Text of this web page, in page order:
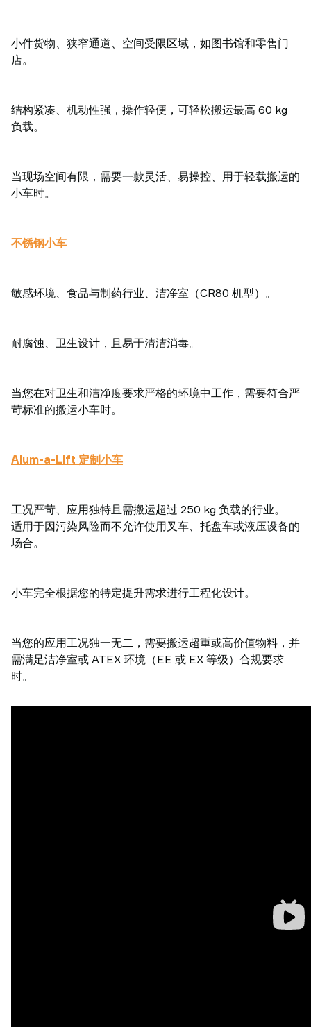
小件货物、狭窄通道、空间受限区域，如图书馆和零售门
店。
结构紧凑、机动性强，操作轻便，可轻松搬运最高 60 kg
负载。
当现场空间有限，需要一款灵活、易操控、用于轻载搬运的
小车时。
不锈钢小车
敏感环境、食品与制药行业、洁净室（CR80 机型）。
耐腐蚀、卫生设计，且易于清洁消毒。
当您在对卫生和洁净度要求严格的环境中工作，需要符合严
苛标准的搬运小车时。
Alum-a-Lift 定制小车
工况严苛、应用独特且需搬运超过 250 kg 负载的行业。
适用于因污染风险而不允许使用叉车、托盘车或液压设备的
场合。
小车完全根据您的特定提升需求进行工程化设计。
当您的应用工况独一无二，需要搬运超重或高价值物料，并
需满足洁净室或 ATEX 环境（EE 或 EX 等级）合规要求
时。